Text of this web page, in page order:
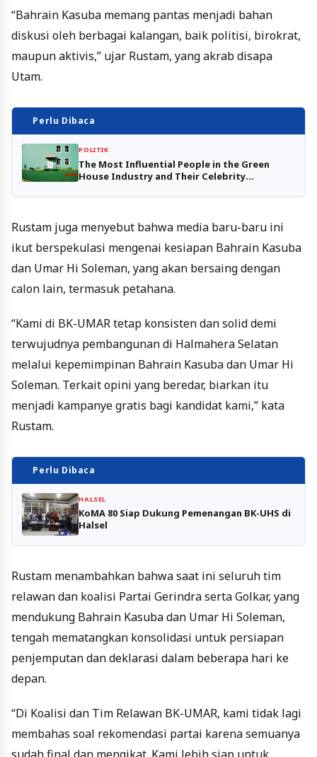
“Bahrain Kasuba memang pantas menjadi bahan
diskusi oleh berbagai kalangan, baik politisi, birokrat,
maupun aktivis,” ujar Rustam, yang akrab disapa
Utam.
Perlu Dibaca
POLITIK
The Most Influential People in the Green
House Industry and Their Celebrity
Rustam juga menyebut bahwa media baru-baru ini
ikut berspekulasi mengenai kesiapan Bahrain Kasuba
dan Umar Hi Soleman, yang akan bersaing dengan
calon lain, termasuk petahana.
“Kami di BK-UMAR tetap konsisten dan solid demi
terwujudnya pembangunan di Halmahera Selatan
melalui kepemimpinan Bahrain Kasuba dan Umar Hi
Soleman. Terkait opini yang beredar, biarkan itu
menjadi kampanye gratis bagi kandidat kami,” kata
Rustam.
Perlu Dibaca
HALSEL
KoMA 80 Siap Dukung Pemenangan BK-UHS di
Halsel
Rustam menambahkan bahwa saat ini seluruh tim
relawan dan koalisi Partai Gerindra serta Golkar, yang
mendukung Bahrain Kasuba dan Umar Hi Soleman,
tengah mematangkan konsolidasi untuk persiapan
penjemputan dan deklarasi dalam beberapa hari ke
depan.
“Di Koalisi dan Tim Relawan BK-UMAR, kami tidak lagi
membahas soal rekomendasi partai karena semuanya